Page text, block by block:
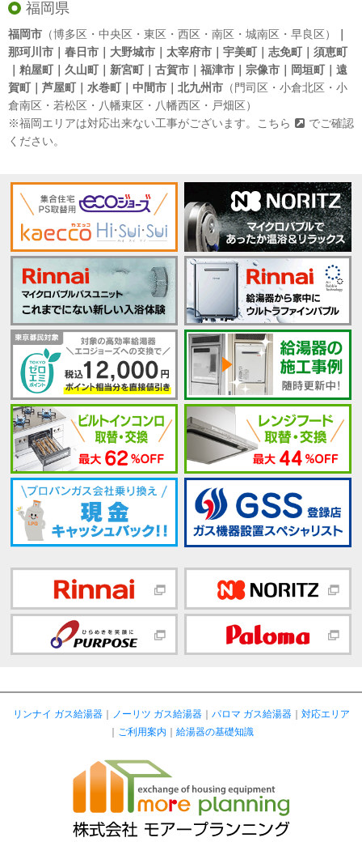
福岡県
福岡市 （博多区・中央区・東区・西区・南区・城南区・早良区）
那珂川市｜春日市｜大野城市｜太宰府市｜宇美町｜志免町｜須恵町
｜粕屋町｜久山町｜新宮町｜古賀市｜福津市｜宗像市｜岡垣町｜遠
賀町｜芦屋町｜水巻町｜中間市｜北九州市 （門司区・小倉北区・小
倉南区・若松区・八幡東区・八幡西区・戸畑区）
※福岡エリアは対応出来ない工事がございます。
こちら
でご確認
ください。
リンナイ ガス給湯器｜ ノーリツ ガス給湯器｜ パロマ ガス給湯器｜ 対応エリア
ご利用案内 給湯器の基礎知識